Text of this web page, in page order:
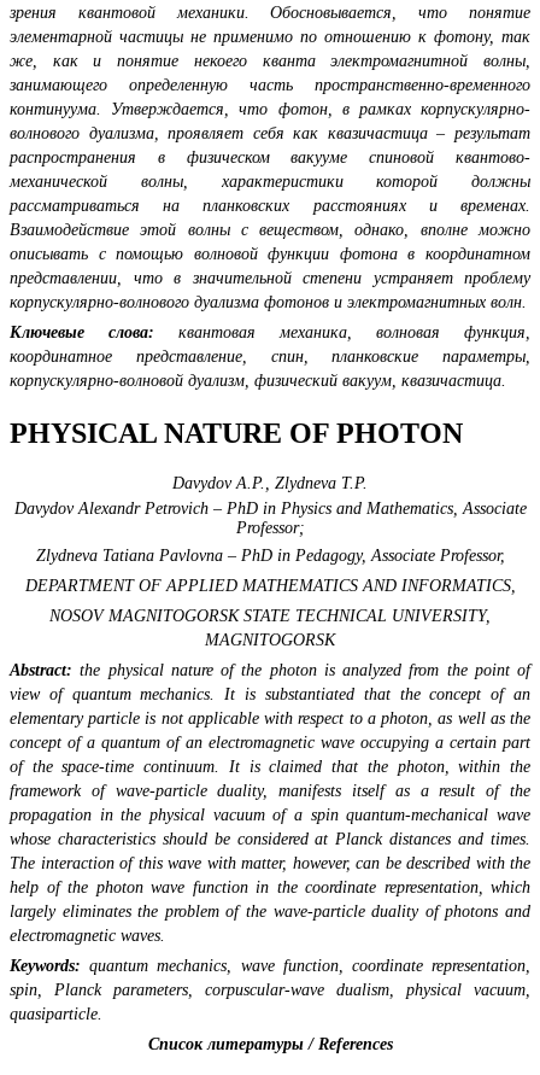
зрения квантовой механики. Обосновывается, что понятие
элементарной частицы не применимо по отношению к фотону, так
же, как и понятие некоего кванта электромагнитной волны,
занимающего определенную часть пространственно-временного
континуума. Утверждается, что фотон, в рамках корпускулярно-
волнового дуализма, проявляет себя как квазичастица – результат
распространения в физическом вакууме спиновой квантово-
механической волны, характеристики которой должны
рассматриваться на планковских расстояниях и временах.
Взаимодействие этой волны с веществом, однако, вполне можно
описывать с помощью волновой функции фотона в координатном
представлении, что в значительной степени устраняет проблему
корпускулярно-волнового дуализма фотонов и электромагнитных волн.
Ключевые слова: квантовая механика, волновая функция,
координатное представление, спин, планковские параметры,
корпускулярно-волновой дуализм, физический вакуум, квазичастица.
PHYSICAL NATURE OF PHOTON
Davydov A.P., Zlydneva T.P.
Davydov Alexandr Petrovich – PhD in Physics and Mathematics, Associate
Professor;
Zlydneva Tatiana Pavlovna – PhD in Pedagogy, Associate Professor,
DEPARTMENT OF APPLIED MATHEMATICS AND INFORMATICS,
NOSOV MAGNITOGORSK STATE TECHNICAL UNIVERSITY,
MAGNITOGORSK
Abstract: the physical nature of the photon is analyzed from the point of
view of quantum mechanics. It is substantiated that the concept of an
elementary particle is not applicable with respect to a photon, as well as the
concept of a quantum of an electromagnetic wave occupying a certain part
of the space-time continuum. It is claimed that the photon, within the
framework of wave-particle duality, manifests itself as a result of the
propagation in the physical vacuum of a spin quantum-mechanical wave
whose characteristics should be considered at Planck distances and times.
The interaction of this wave with matter, however, can be described with the
help of the photon wave function in the coordinate representation, which
largely eliminates the problem of the wave-particle duality of photons and
electromagnetic waves.
Keywords: quantum mechanics, wave function, coordinate representation,
spin, Planck parameters, corpuscular-wave dualism, physical vacuum,
quasiparticle.
Список литературы / References